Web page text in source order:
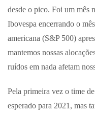
desde o pico. Foi um mês
Ibovespa encerrando o
americana (S&P 500)
mantemos nossas
ruídos em nada afetam
Pela primeira vez o time
esperado para 2021, mas